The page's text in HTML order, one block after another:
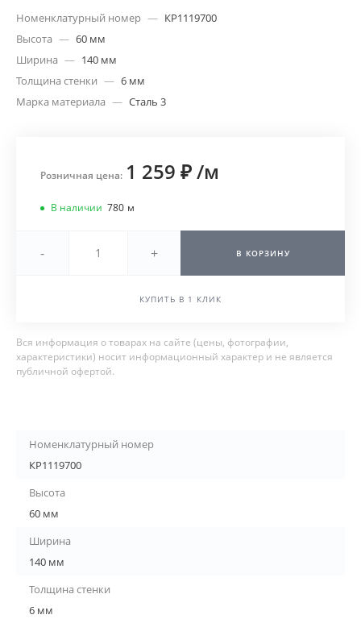
Номенклатурный номер — КР1119700
Высота — 60 мм
Ширина — 140 мм
Толщина стенки — 6 мм
Марка материала — Сталь 3
Розничная цена: 1 259 ₽/м
В наличии 780 м
- + В КОРЗИНУ
КУПИТЬ В 1 КЛИК
Вся информация о товарах на сайте (цены, фотографии,
характеристики) носит информационный характер и не является
публичной офертой.
Номенклатурный номер
КР1119700
Высота
60 мм
Ширина
140 мм
Толщина стенки
6 мм